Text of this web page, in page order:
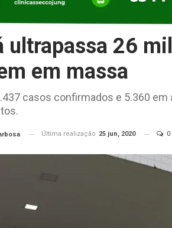
ultrapassa 26
em massa
casos confirmados e 5.360
Última realização 25 jun, 2020 0